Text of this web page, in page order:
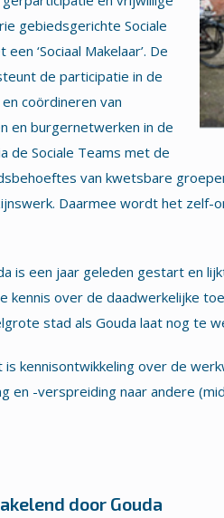
gebiedsgerichte Sociale
‘Sociaal Makelaar’. De
de participatie in de
coördineren van
en burgernetwerken in de
de Sociale Teams met de
van kwetsbare
Daarmee wordt het zelf-
is een jaar geleden gestart en
kennis over de daadwerkelijke
stad als Gouda laat nog te
kennisontwikkeling over de
en -verspreiding naar andere
door Gouda